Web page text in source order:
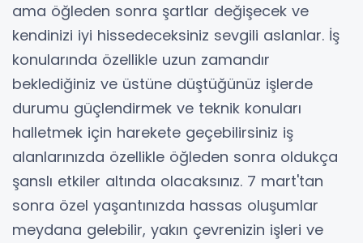
ama öğleden sonra şartlar değişecek ve
kendinizi iyi hissedeceksiniz sevgili aslanlar. İş
konularında özellikle uzun zamandır
beklediğiniz ve üstüne düştüğünüz işlerde
durumu güçlendirmek ve teknik konuları
halletmek için harekete geçebilirsiniz iş
alanlarınızda özellikle öğleden sonra oldukça
şanslı etkiler altında olacaksınız. 7 mart'tan
sonra özel yaşantınızda hassas oluşumlar
meydana gelebilir, yakın çevrenizin işleri ve